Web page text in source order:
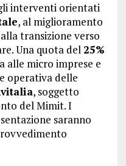
interventi orientati
, al miglioramento
transizione verso
Una quota del 25%
alle micro imprese e
operativa delle
, soggetto
del Mimit. I
saranno